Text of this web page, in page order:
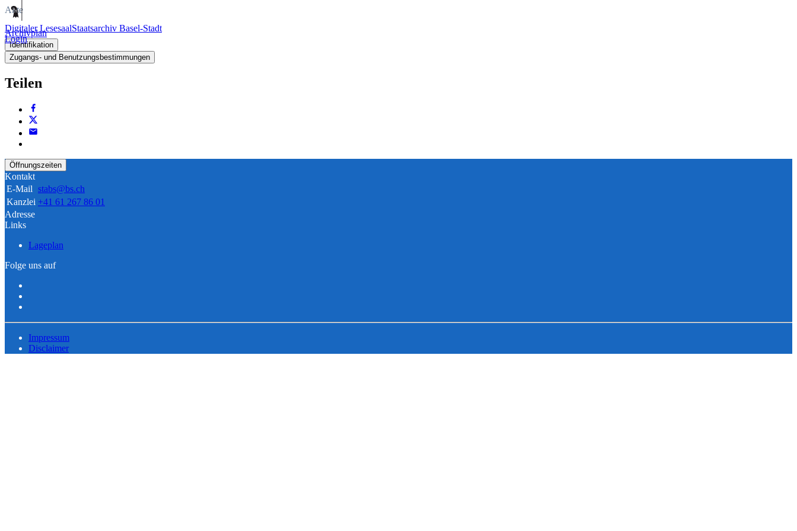
Digitaler LesesaalStaatsarchiv Basel-Stadt
Login
Akte
Archivplan
Identifikation
Zugangs- und Benutzungsbestimmungen
Teilen
Öffnungszeiten
Kontakt
E-Mail stabs@bs.ch
Kanzlei +41 61 267 86 01
Adresse
Links
Lageplan
Folge uns auf
Impressum
Disclaimer